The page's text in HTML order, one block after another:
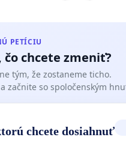
PETÍCIU
čo chcete zmeniť?
tým, že zostaneme ticho.
začnite so spoločenským
chcete dosiahnuť